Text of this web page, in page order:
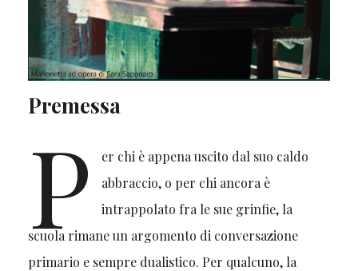
Premessa
P
er chi è appena uscito dal suo caldo
abbraccio, o per chi ancora è
intrappolato fra le sue grinfie, la
scuola rimane un argomento di conversazione
primario e sempre dualistico. Per qualcuno, la